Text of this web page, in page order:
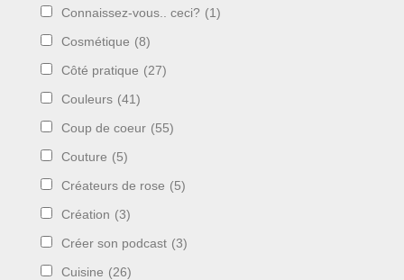
Connaissez-vous.. ceci? (1)
Cosmétique (8)
Côté pratique (27)
Couleurs (41)
Coup de coeur (55)
Couture (5)
Créateurs de rose (5)
Création (3)
Créer son podcast (3)
Cuisine (26)